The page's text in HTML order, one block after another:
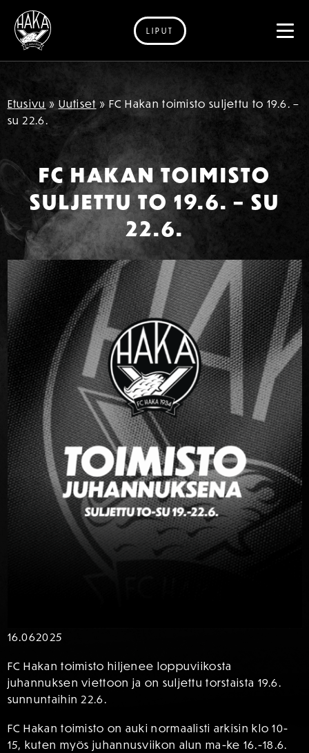
Siirry sisältöön
LIPUT
Etusivu » Uutiset » FC Hakan toimisto suljettu to 19.6. –
su 22.6.
FC HAKAN TOIMISTO
SULJETTU TO 19.6. – SU
22.6.
16.062025
FC Hakan toimisto hiljenee loppuviikosta
juhannuksen viettoon ja on suljettu torstaista 19.6.
sunnuntaihin 22.6.
FC Hakan toimisto on auki normaalisti arkisin klo 10-
15, kuten myös juhannusviikon alun ma-ke 16.-18.6.